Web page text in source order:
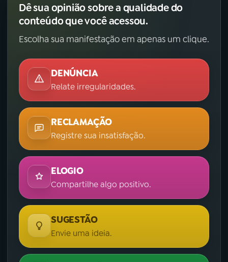
Dê sua opinião sobre a qualidade do
conteúdo que você acessou.
Escolha sua manifestação em apenas um clique.
DENÚNCIA
Relate irregularidades.
RECLAMAÇÃO
Registre sua insatisfação.
ELOGIO
Compartilhe algo positivo.
SUGESTÃO
Envie uma ideia.